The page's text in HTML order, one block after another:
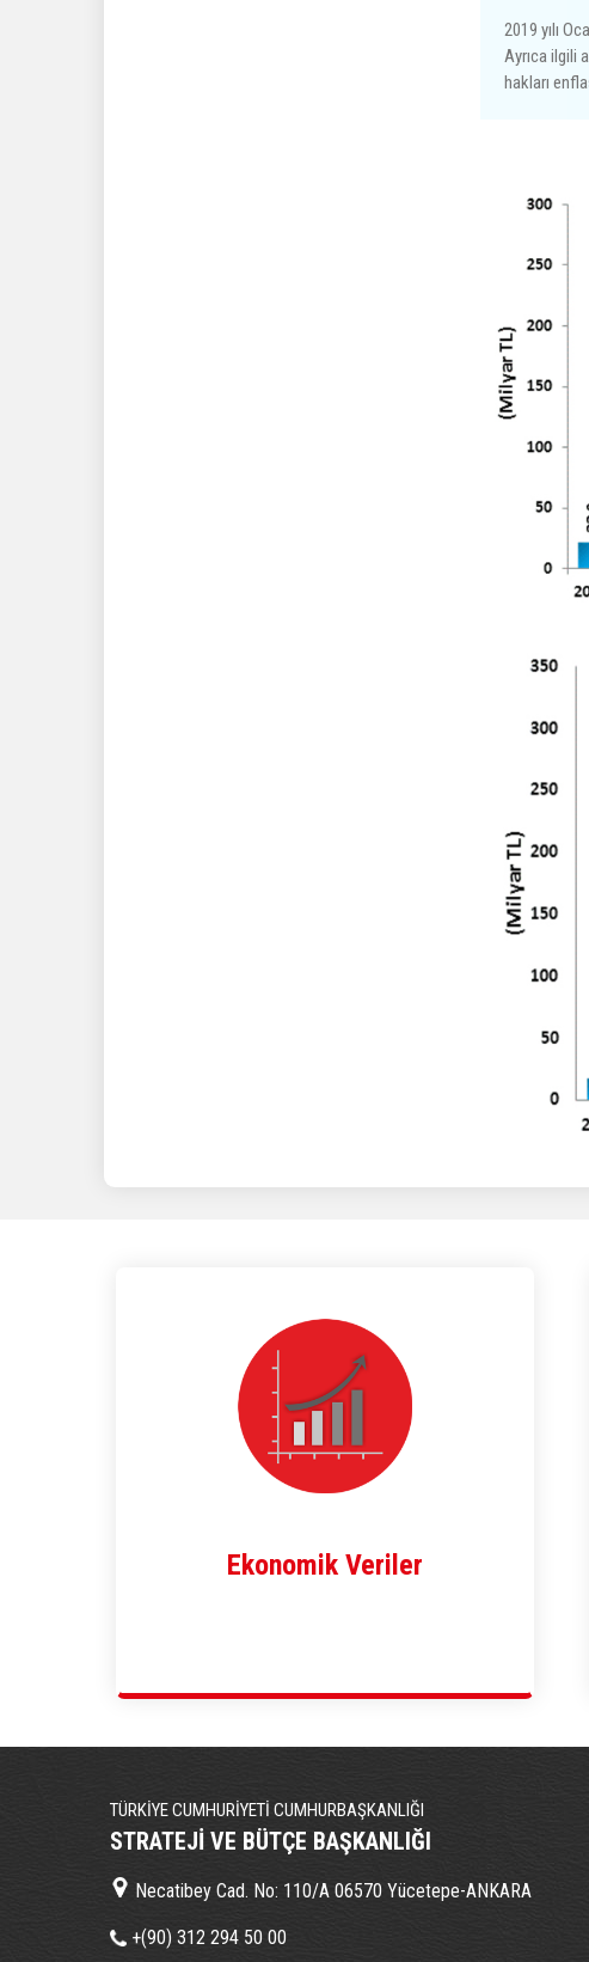
2019 yılı
Ayrıca ilgili
hakları
Ekonomik Veriler
TÜRKİYE CUMHURİYETİ CUMHURBAŞKANLIĞI
STRATEJİ VE BÜTÇE BAŞKANLIĞI
Necatibey Cad. No: 110/A 06570 Yücetepe-ANKARA
+(90) 312 294 50 00